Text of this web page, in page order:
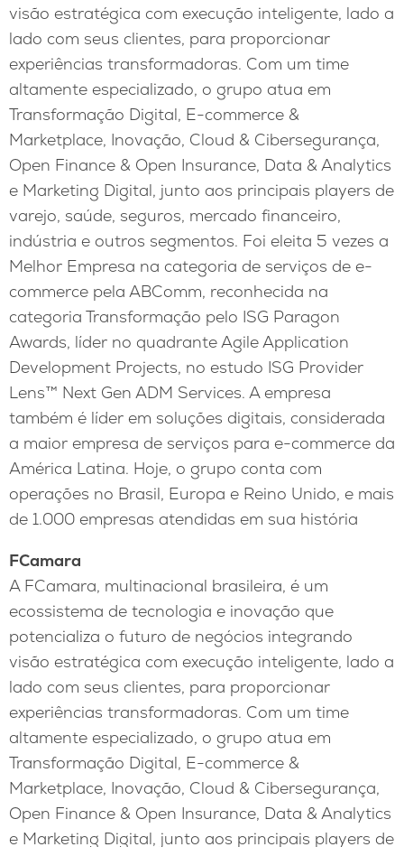
visão estratégica com execução inteligente, lado a
lado com seus clientes, para proporcionar
experiências transformadoras. Com um time
altamente especializado, o grupo atua em
Transformação Digital, E-commerce &
Marketplace, Inovação, Cloud & Cibersegurança,
Open Finance & Open Insurance, Data & Analytics
e Marketing Digital, junto aos principais players de
varejo, saúde, seguros, mercado financeiro,
indústria e outros segmentos. Foi eleita 5 vezes a
Melhor Empresa na categoria de serviços de e-
commerce pela ABComm, reconhecida na
categoria Transformação pelo ISG Paragon
Awards, líder no quadrante Agile Application
Development Projects, no estudo ISG Provider
Lens™ Next Gen ADM Services. A empresa
também é líder em soluções digitais, considerada
a maior empresa de serviços para e-commerce da
América Latina. Hoje, o grupo conta com
operações no Brasil, Europa e Reino Unido, e mais
de 1.000 empresas atendidas em sua história
FCamara
A FCamara, multinacional brasileira, é um
ecossistema de tecnologia e inovação que
potencializa o futuro de negócios integrando
visão estratégica com execução inteligente, lado a
lado com seus clientes, para proporcionar
experiências transformadoras. Com um time
altamente especializado, o grupo atua em
Transformação Digital, E-commerce &
Marketplace, Inovação, Cloud & Cibersegurança,
Open Finance & Open Insurance, Data & Analytics
e Marketing Digital, junto aos principais players de